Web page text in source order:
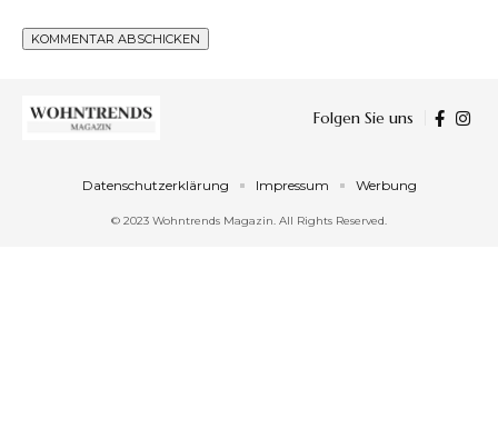
Folgen Sie uns
© 2023 Wohntrends Magazin. All Rights Reserved.
Datenschutzerklärung Impressum Werbung